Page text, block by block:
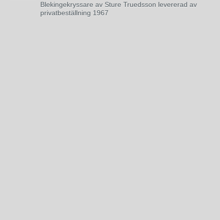
Blekingekryssare av Sture Truedsson levererad av
privatbeställning 1967